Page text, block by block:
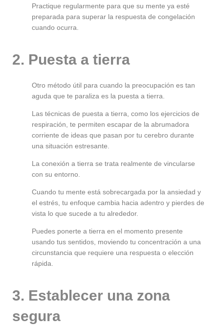
Practique regularmente para que su mente ya esté
preparada para superar la respuesta de congelación
cuando ocurra.
2. Puesta a tierra
Otro método útil para cuando la preocupación es tan
aguda que te paraliza es la puesta a tierra.
Las técnicas de puesta a tierra, como los ejercicios de
respiración, te permiten escapar de la abrumadora
corriente de ideas que pasan por tu cerebro durante
una situación estresante.
La conexión a tierra se trata realmente de vincularse
con su entorno.
Cuando tu mente está sobrecargada por la ansiedad y
el estrés, tu enfoque cambia hacia adentro y pierdes de
vista lo que sucede a tu alrededor.
Puedes ponerte a tierra en el momento presente
usando tus sentidos, moviendo tu concentración a una
circunstancia que requiere una respuesta o elección
rápida.
3. Establecer una zona
segura